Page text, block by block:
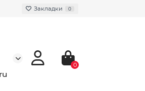
Закладки 0
0